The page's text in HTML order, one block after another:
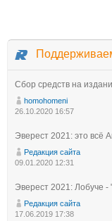
Сбор средств на
homohomeni
26.10.2020 16:57
Эверест 2021: это всё
Редакция сайта
09.01.2020 12:31
Эверест 2021: Лобуче -
Редакция сайта
17.06.2019 17:38